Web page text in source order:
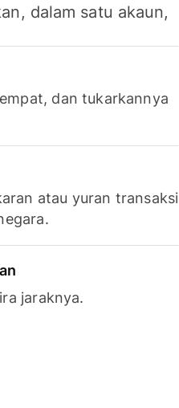
dalam satu akaun,
dan tukarkannya
atau yuran transaksi
jaraknya.